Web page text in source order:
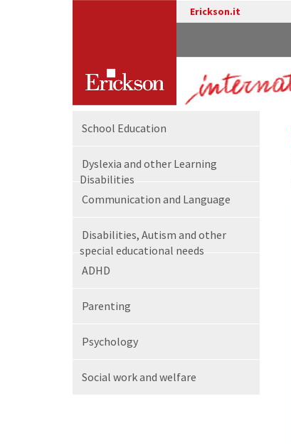
Erickson.it
School Education
Dyslexia and other Learning
Disabilities
Communication and Language
Disabilities, Autism and other
special educational needs
ADHD
Parenting
Psychology
Social work and welfare